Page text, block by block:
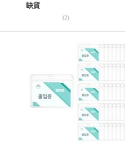
缺貨
(2)